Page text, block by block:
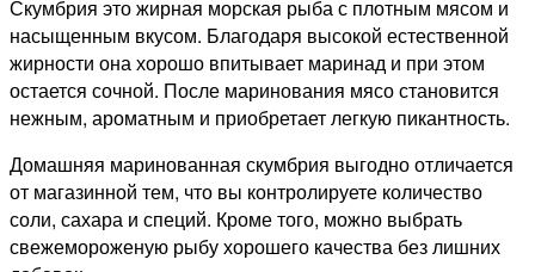
Скумбрия это жирная морская рыба с плотным мясом и
насыщенным вкусом. Благодаря высокой естественной
жирности она хорошо впитывает маринад и при этом
остается сочной. После маринования мясо становится
нежным, ароматным и приобретает легкую пикантность.
Домашняя маринованная скумбрия выгодно отличается
от магазинной тем, что вы контролируете количество
соли, сахара и специй. Кроме того, можно выбрать
свежемороженую рыбу хорошего качества без лишних